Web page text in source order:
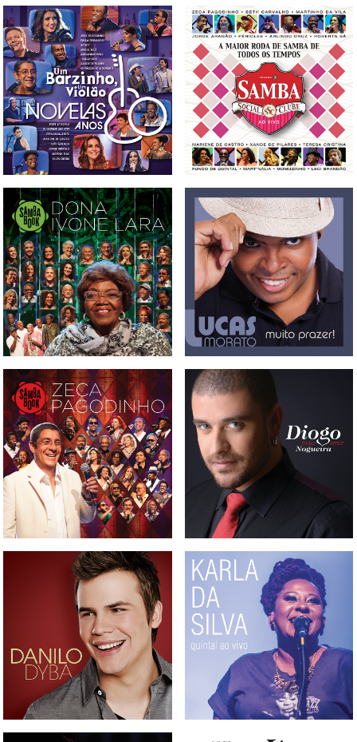
CD, DVD E BLU-RAY UM
BARZINHO, UM VIOLÃO -
NOVELAS ANOS 80 VOL. 1
CD E DVD SAMBA SOCIAL
CLUBE VOL. 5
BOX, CD, DVD E BLU-
RAYSAMBABOOK DONA
IVONE LARA
CD LUCAS MORATO -
MUITO PRAZER
BOX, CD, DVD E BLURAY
SAMBABOOK ZECA
PAGODINHO
CD DIOGO NOGUEIRA -
MAIS AMOR
CD DANILO DYBA
DVD KARLA DA SILVA -
QUINTAL AO VIVO